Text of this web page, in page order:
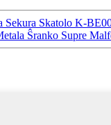
Sekura Skatolo K-
Ŝranko Supre